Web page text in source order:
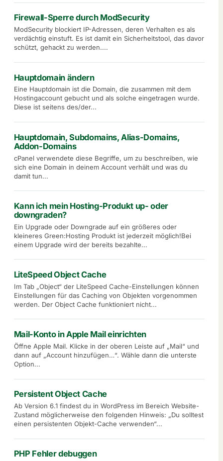
Firewall-Sperre durch ModSecurity
ModSecurity blockiert IP-Adressen, deren Verhalten es als
verdächtig einstuft. Es ist damit ein Sicherheitstool, das davor
schützt, gehackt zu werden....
Hauptdomain ändern
Eine Hauptdomain ist die Domain, die zusammen mit dem
Hostingaccount gebucht und als solche eingetragen wurde.
Diese ist seitens des/der...
Hauptdomain, Subdomains, Alias-Domains,
Addon-Domains
cPanel verwendete diese Begriffe, um zu beschreiben, wie
sich eine Domain in deinem Account verhält und was du
damit tun...
Kann ich mein Hosting-Produkt up- oder
downgraden?
Ein Upgrade oder Downgrade auf ein größeres oder
kleineres Green:Hosting Produkt ist jederzeit möglich!Bei
einem Upgrade wird der bereits bezahlte...
LiteSpeed Object Cache
Im Tab „Object“ der LiteSpeed Cache-Einstellungen können
Einstellungen für das Caching von Objekten vorgenommen
werden. Der Object Cache funktioniert nicht...
Mail-Konto in Apple Mail einrichten
Öffne Apple Mail. Klicke in der oberen Leiste auf „Mail“ und
dann auf „Account hinzufügen…“. Wähle dann die unterste
Option...
Persistent Object Cache
Ab Version 6.1 findest du in WordPress im Bereich Website-
Zustand möglicherweise den folgenden Hinweis: „Du solltest
einen persistenten Objekt-Cache verwenden“...
PHP Fehler debuggen